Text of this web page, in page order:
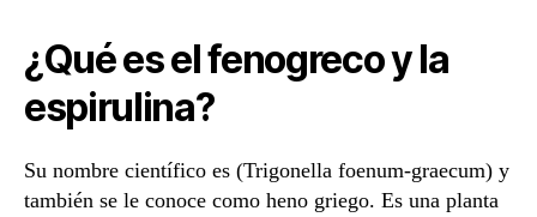
¿Qué es el fenogreco y la
espirulina?
Su nombre científico es (Trigonella foenum-graecum) y
también se le conoce como heno griego. Es una planta